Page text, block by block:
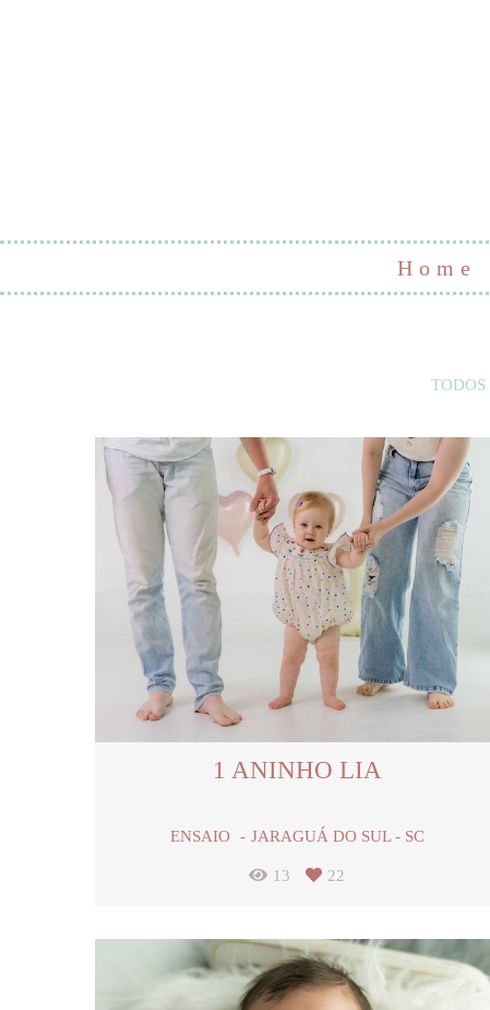
Home
TODOS
1 ANINHO LIA
ENSAIO JARAGUÁ DO SUL - SC
13 22